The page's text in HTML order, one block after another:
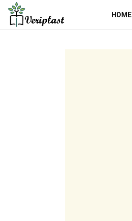
HOME